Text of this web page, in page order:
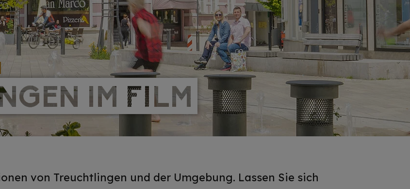
IM FILM
IM FILM
von Treuchtlingen und der Umgebung. Lassen Sie sich